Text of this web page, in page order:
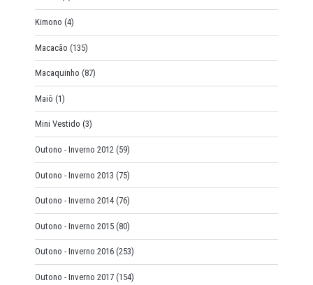
Kimono (4)
Macacão (135)
Macaquinho (87)
Maiô (1)
Mini Vestido (3)
Outono - Inverno 2012 (59)
Outono - Inverno 2013 (75)
Outono - Inverno 2014 (76)
Outono - Inverno 2015 (80)
Outono - Inverno 2016 (253)
Outono - Inverno 2017 (154)